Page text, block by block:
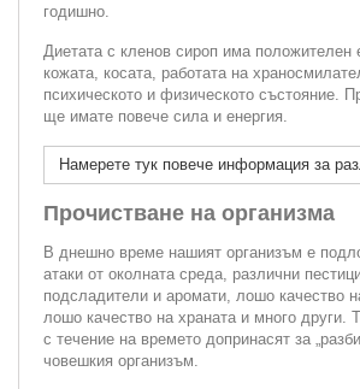
годишно.
Диетата с кленов сироп има положителен
кожата, косата, работата на
психическото и физическото състояние.
ще имате повече сила и енергия.
Намерете тук повече информация за
Прочистване на организма
В днешно време нашият организъм е
атаки от околната среда, различни
подсладители и аромати, лошо качество
лошо качество на храната и много други.
с течение на времето допринасят за
човешкия организъм.